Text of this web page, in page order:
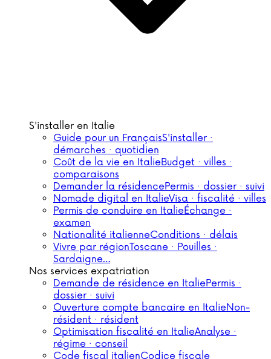
S'installer en Italie
Guide pour un FrançaisS'installer ·
démarches · quotidien
Coût de la vie en ItalieBudget · villes ·
comparaisons
Demander la résidencePermis · dossier · suivi
Nomade digital en ItalieVisa · fiscalité · villes
Permis de conduire en ItalieÉchange ·
examen
Nationalité italienneConditions · délais
Vivre par régionToscane · Pouilles ·
Sardaigne…
Nos services expatriation
Demande de résidence en ItaliePermis ·
dossier · suivi
Ouverture compte bancaire en ItalieNon-
résident · résident
Optimisation fiscalité en ItalieAnalyse ·
régime · conseil
Code fiscal italienCodice fiscale